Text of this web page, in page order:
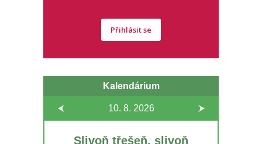
Přihlásit se
Kalendárium
10. 8. 2026
Slivoň třešeň, slivoň